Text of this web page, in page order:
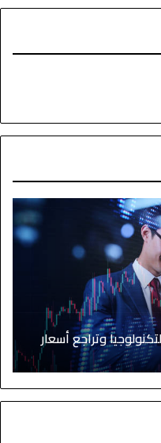
وتراجع أسعار